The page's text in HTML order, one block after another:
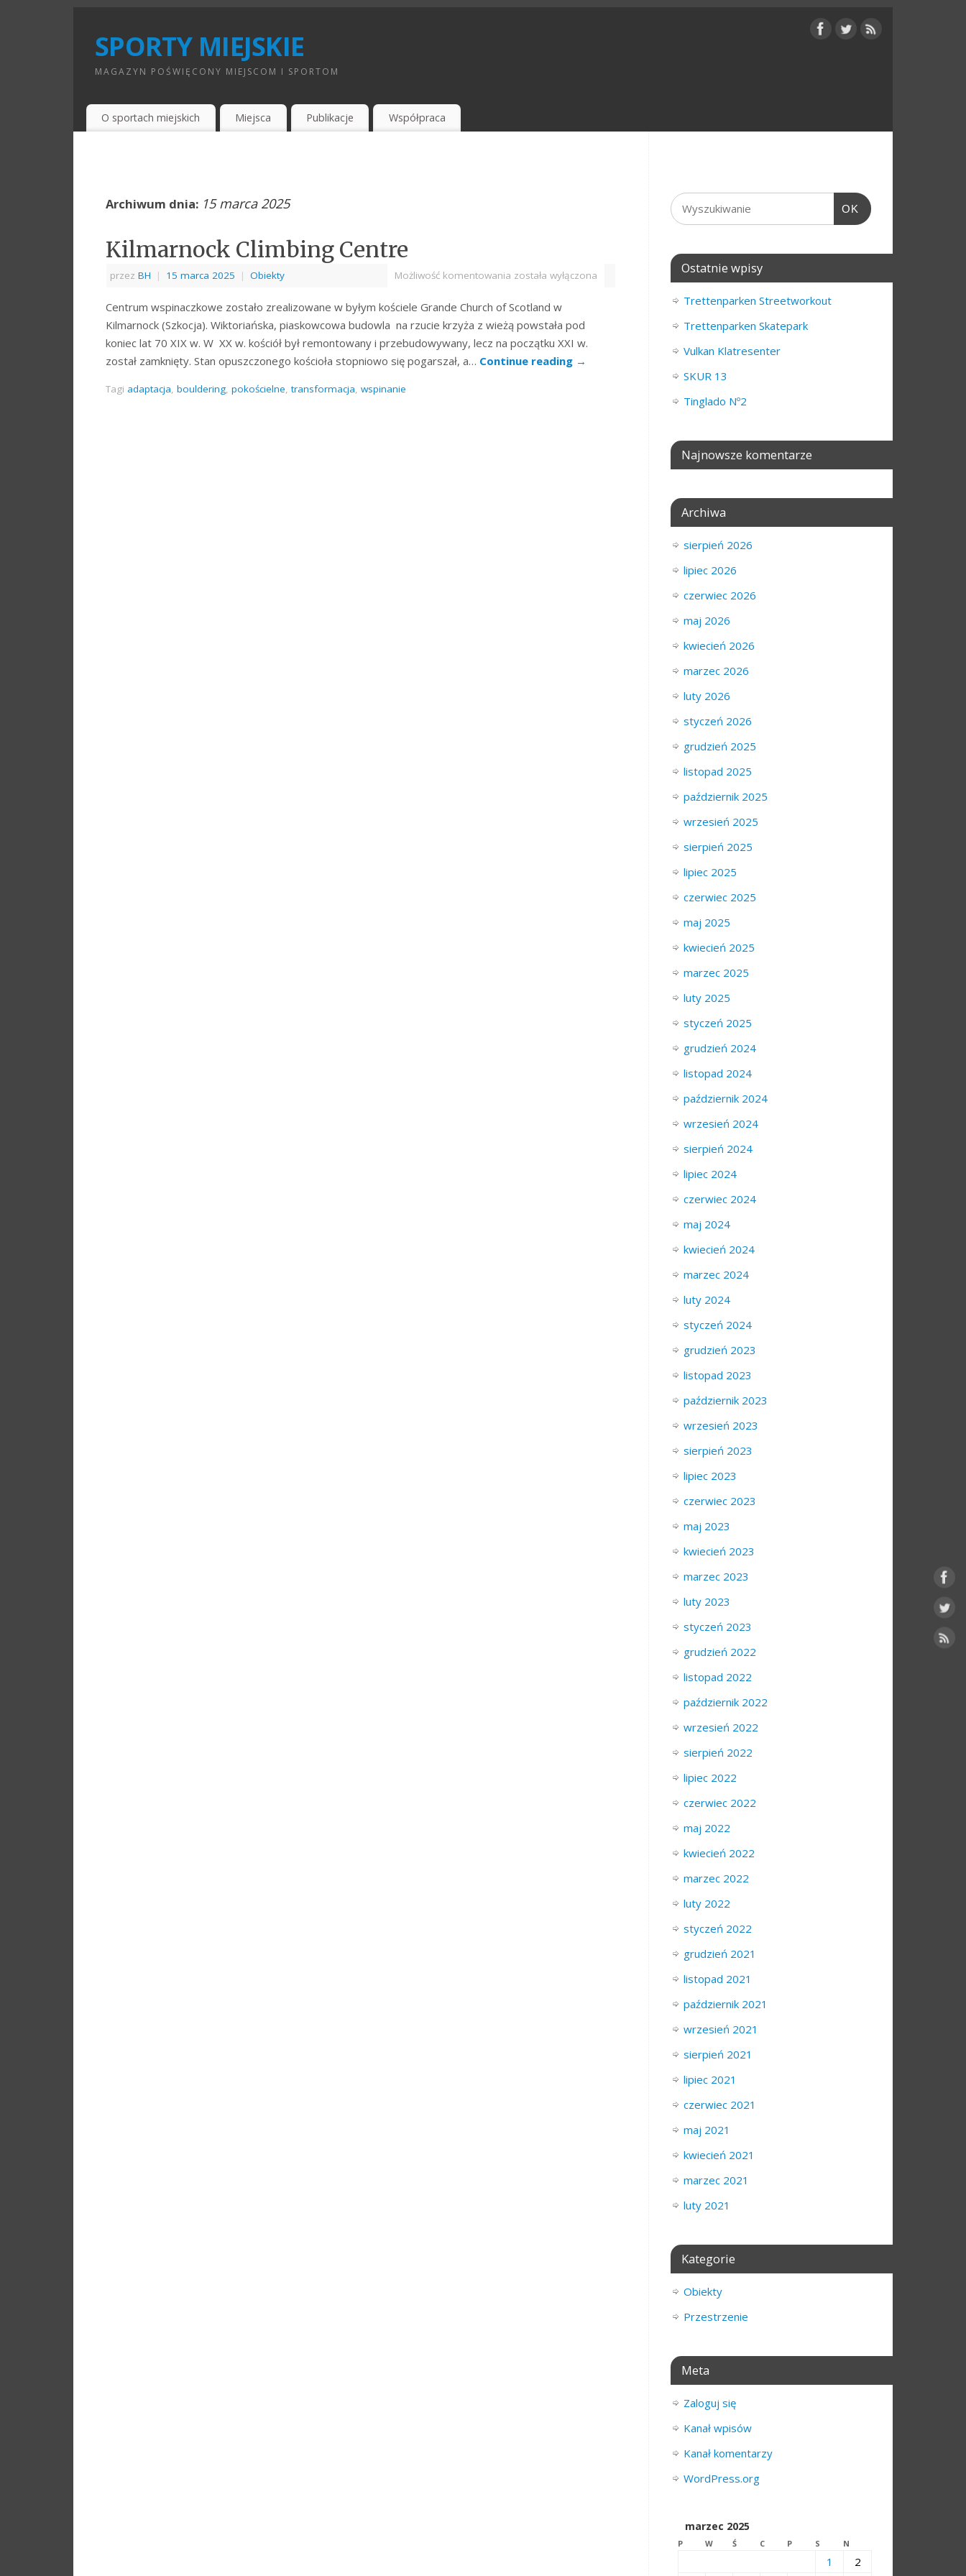
SPORTY MIEJSKIE
MAGAZYN POŚWIĘCONY MIEJSCOM I SPORTOM
O sportach miejskich Miejsca Publikacje Współpraca
Archiwum dnia: 15 marca 2025
Kilmarnock Climbing Centre
przez BH | 15 marca 2025 | Obiekty Możliwość komentowania została wyłączona
Centrum wspinaczkowe zostało zrealizowane w byłym kościele Grande Church of Scotland w
Kilmarnock (Szkocja). Wiktoriańska, piaskowcowa budowla na rzucie krzyża z wieżą powstała pod
koniec lat 70 XIX w. W XX w. kościół był remontowany i przebudowywany, lecz na początku XXI w.
został zamknięty. Stan opuszczonego kościoła stopniowo się pogarszał, a… Continue reading →
Tagi adaptacja, bouldering, pokościelne,transformacja, wspinanie
OK
Ostatnie wpisy
Trettenparken Streetworkout
Trettenparken Skatepark
Vulkan Klatresenter
SKUR 13
Tinglado Nº2
Najnowsze komentarze
Archiwa
sierpień 2026
lipiec 2026
czerwiec 2026
maj 2026
kwiecień 2026
marzec 2026
luty 2026
styczeń 2026
grudzień 2025
listopad 2025
październik 2025
wrzesień 2025
sierpień 2025
lipiec 2025
czerwiec 2025
maj 2025
kwiecień 2025
marzec 2025
luty 2025
styczeń 2025
grudzień 2024
listopad 2024
październik 2024
wrzesień 2024
sierpień 2024
lipiec 2024
czerwiec 2024
maj 2024
kwiecień 2024
marzec 2024
luty 2024
styczeń 2024
grudzień 2023
listopad 2023
październik 2023
wrzesień 2023
sierpień 2023
lipiec 2023
czerwiec 2023
maj 2023
kwiecień 2023
marzec 2023
luty 2023
styczeń 2023
grudzień 2022
listopad 2022
październik 2022
wrzesień 2022
sierpień 2022
lipiec 2022
czerwiec 2022
maj 2022
kwiecień 2022
marzec 2022
luty 2022
styczeń 2022
grudzień 2021
listopad 2021
październik 2021
wrzesień 2021
sierpień 2021
lipiec 2021
czerwiec 2021
maj 2021
kwiecień 2021
marzec 2021
luty 2021
Kategorie
Obiekty
Przestrzenie
Meta
Zaloguj się
Kanał wpisów
Kanał komentarzy
WordPress.org
marzec 2025
P W Ś C P S N
1 2